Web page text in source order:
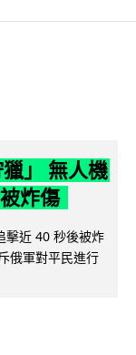
」 無人機
炸傷
擊近 40 秒後被炸
俄軍對平民進行